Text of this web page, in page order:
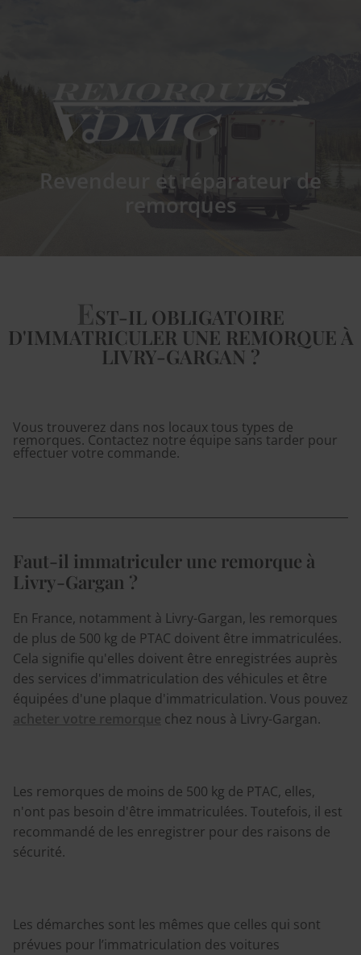
Revendeur et réparateur de
remorques
EST-IL OBLIGATOIRE
D'IMMATRICULER UNE REMORQUE À
LIVRY-GARGAN ?
Vous trouverez dans nos locaux tous types de
remorques. Contactez notre équipe sans tarder pour
effectuer votre commande.
Faut-il immatriculer une remorque à
Livry-Gargan ?
En France, notamment à Livry-Gargan, les remorques
de plus de 500 kg de PTAC doivent être immatriculées.
Cela signifie qu'elles doivent être enregistrées auprès
des services d'immatriculation des véhicules et être
équipées d'une plaque d'immatriculation. Vous pouvez
acheter votre remorque chez nous à Livry-Gargan.
Les remorques de moins de 500 kg de PTAC, elles,
n'ont pas besoin d'être immatriculées. Toutefois, il est
recommandé de les enregistrer pour des raisons de
sécurité.
Les démarches sont les mêmes que celles qui sont
prévues pour l’immatriculation des voitures